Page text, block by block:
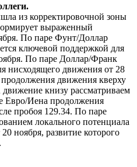
из корректировочной зоны
выраженный
По паре Фунт/Доллар
ключевой поддержкой для
По паре Доллар/Франк
нисходящего движения от 28
движения кверху
книзу рассматриваем
Евро/Иена продолжения
пробоя 129.34. По паре
локального потенциала
ноября, развитие которого